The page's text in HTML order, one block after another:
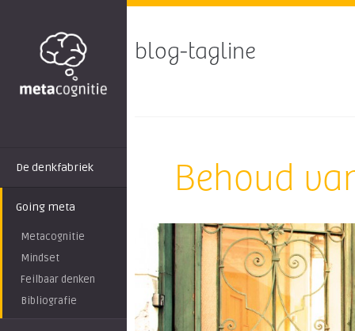
De denkfabriek
Going meta
Metacognitie
Mindset
Feilbaar denken
Bibliografie
blog-tagline
Behoud